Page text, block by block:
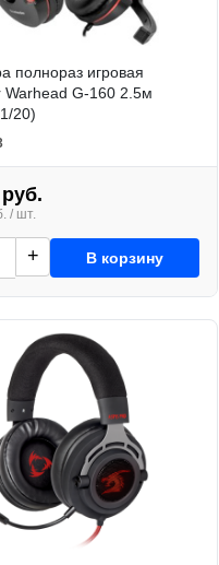
полнораз игровая
Warhead G-160 2.5м
20)
/ шт.
+ В корзину